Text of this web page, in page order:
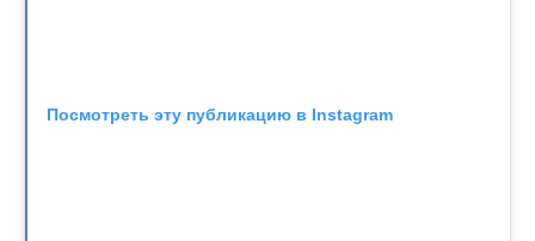
Посмотреть эту публикацию в Instagram